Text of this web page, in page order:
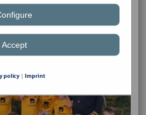
Accept
policy |Imprint